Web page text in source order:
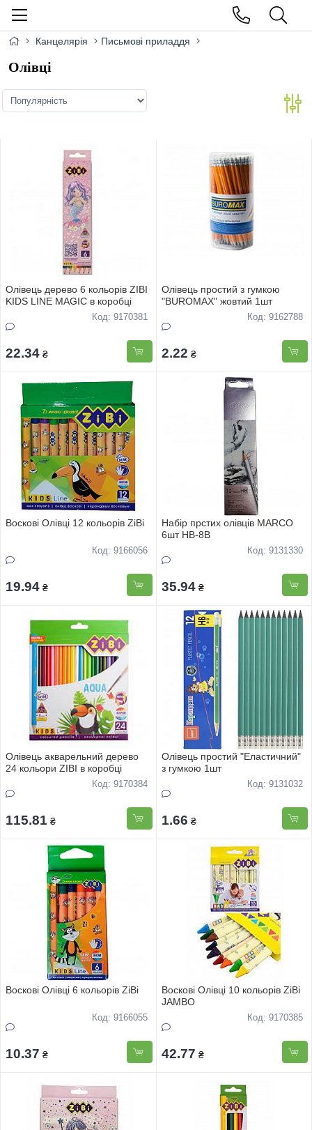
Канцелярія Письмові приладдя
Олівці
Олівець дерево 6 кольорів ZIBI
KIDS LINE MAGIC в коробці
Код: 9170381
22.34 ₴
Олівець простий з гумкою
"BUROMAX" жовтий 1шт
Код: 9162788
2.22 ₴
Воскові Олівці 12 кольорів ZiBi
Код: 9166056
19.94 ₴
Набір прстих олівців MARCO
6шт HВ-8В
Код: 9131330
35.94 ₴
Олівець акварельний дерево
24 кольори ZIBI в коробці
Код: 9170384
115.81 ₴
Олівець простий "Еластичний"
з гумкою 1шт
Код: 9131032
1.66 ₴
Воскові Олівці 6 кольорів ZiBi
Код: 9166055
10.37 ₴
Воскові Олівці 10 кольорів ZiBi
JAMBO
Код: 9170385
42.77 ₴